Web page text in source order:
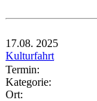
17.08. 2025
Kulturfahrt
Termin:
Kategorie:
Ort: